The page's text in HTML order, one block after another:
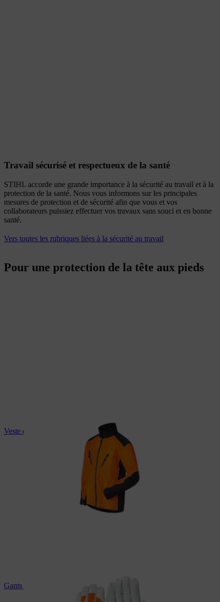
Travail sécurisé et respectueux de la santé
STIHL accorde une grande importance à la sécurité au travail et à la
protection de la santé. Nous vous informons sur les principales
mesures de protection et de sécurité afin que vous et vos
collaborateurs puissiez effectuer vos travaux sans souci et en bonne
santé.
Vers toutes les rubriques liées à la sécurité au travail
Pour une protection de la tête aux pieds
Veste de pluie STIHL
Gants de protection STIHL